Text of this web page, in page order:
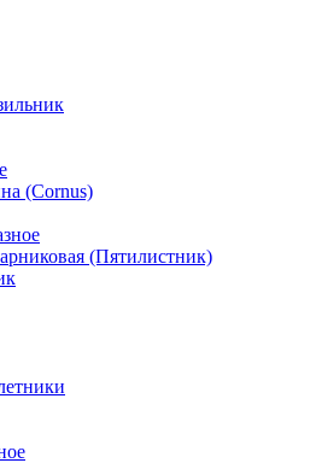
(Cornus)
(Пятилистник)